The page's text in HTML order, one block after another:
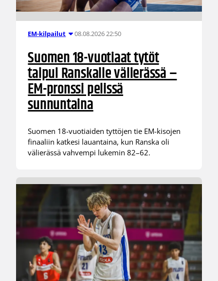
EM-kilpailut 08.08.2026 22:50
Suomen 18-vuotiaat tytöt
taipui Ranskalle välierässä –
EM-pronssi pelissä
sunnuntaina
Suomen 18-vuotiaiden tyttöjen tie EM-kisojen
finaaliin katkesi lauantaina, kun Ranska oli
välierässä vahvempi lukemin 82–62.